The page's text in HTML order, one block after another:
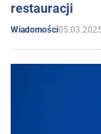
restauracji
Wiadomości